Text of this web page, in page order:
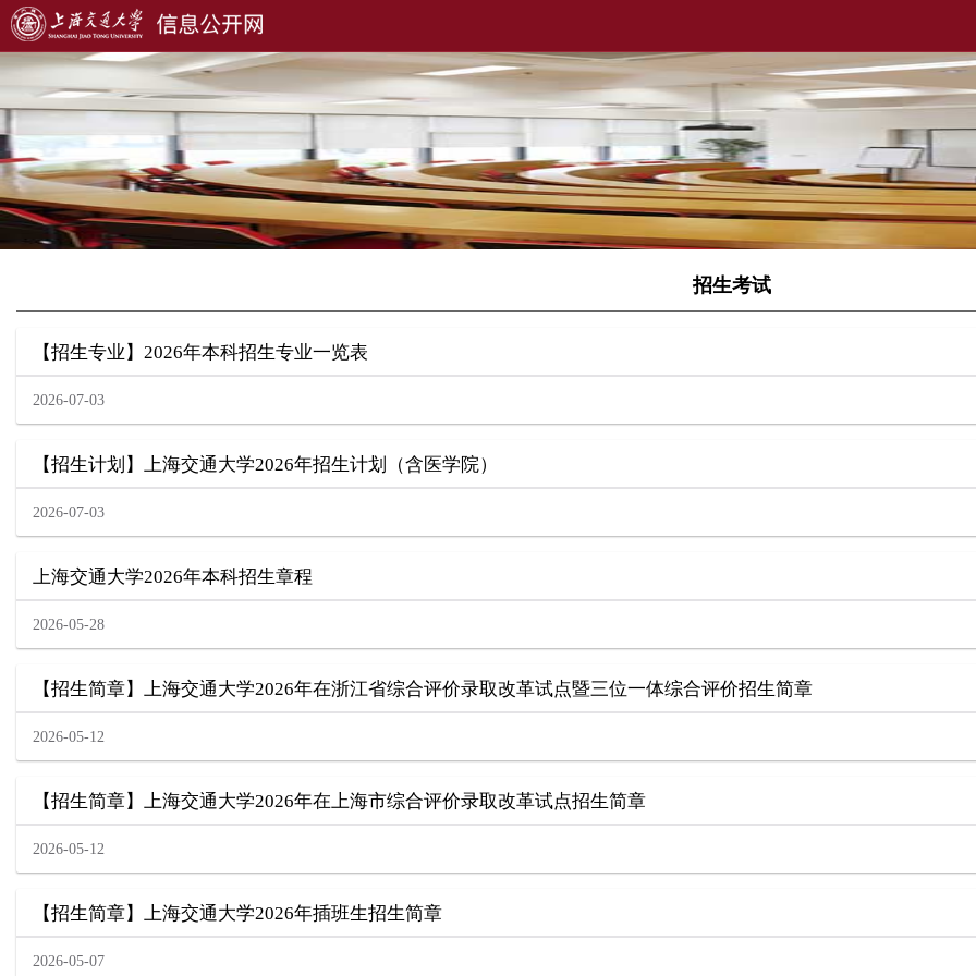
招生考试
【招生专业】2026年本科招生专业一览表
2026-07-03
【招生计划】上海交通大学2026年招生计划（含医学院）
2026-07-03
上海交通大学2026年本科招生章程
2026-05-28
【招生简章】上海交通大学2026年在浙江省综合评价录取改革试点暨三位一体综合评价招生简章
2026-05-12
【招生简章】上海交通大学2026年在上海市综合评价录取改革试点招生简章
2026-05-12
【招生简章】上海交通大学2026年插班生招生简章
2026-05-07